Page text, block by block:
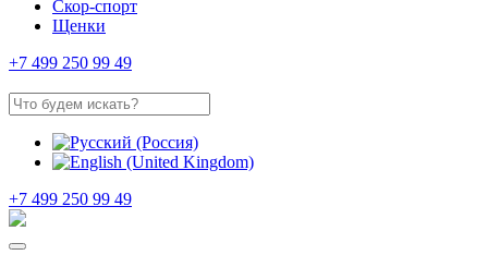
Скор-спорт
Щенки
+7 499 250 99 49
+7 499 250 99 49